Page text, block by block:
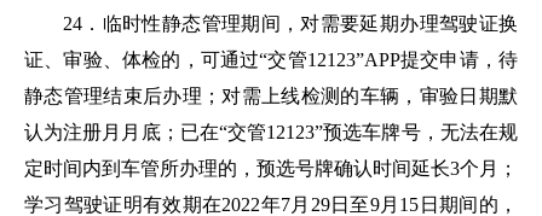
24．临时性静态管理期间，对需要延期办理驾驶证换
证、审验、体检的，可通过“交管12123”APP提交申请，待
静态管理结束后办理；对需上线检测的车辆，审验日期默
认为注册月月底；已在“交管12123”预选车牌号，无法在规
定时间内到车管所办理的，预选号牌确认时间延长3个月；
学习驾驶证明有效期在2022年7月29日至9月15日期间的，